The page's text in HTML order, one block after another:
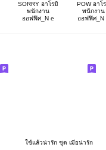
SORRY อาโรมิ
พนักงาน
ออฟฟิศ_N e
POW อาโ
พนักงาน
ออฟฟิศ_N
ใช้แล้วน่ารัก ชุด เมียน่ารัก